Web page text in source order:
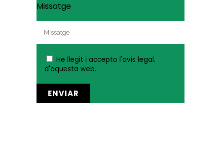
Missatge
He llegit i accepto l'avís legal.
d'aquesta web.